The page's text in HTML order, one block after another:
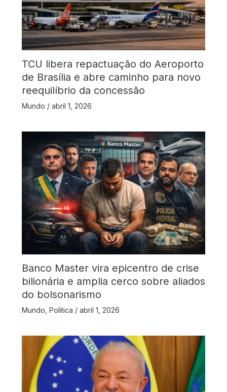
TCU libera repactuação do Aeroporto
de Brasília e abre caminho para novo
reequilíbrio da concessão
Mundo / abril 1, 2026
Banco Master vira epicentro de crise
bilionária e amplia cerco sobre aliados
do bolsonarismo
Mundo Politica / abril 1, 2026